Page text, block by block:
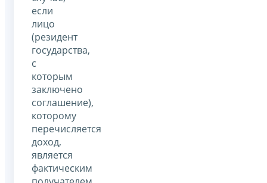
если
лицо
(резидент
государства,
с
которым
заключено
соглашение),
которому
перечисляется
доход,
является
фактическим